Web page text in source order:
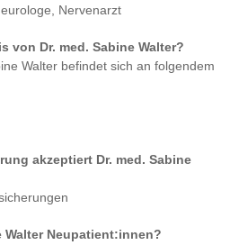
Nervenarzt
von Dr. med. Sabine Walter?
Walter befindet sich an folgendem
akzeptiert Dr. med. Sabine
WalterNeupatient:innen?